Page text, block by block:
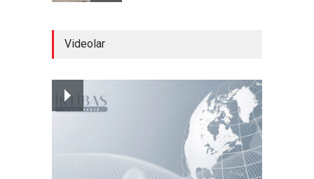
Almanya'nın otomotiv
merkezli ekonomi modeli
sınıra dayandı
Güncel 5 Ağustos 2026
Videolar